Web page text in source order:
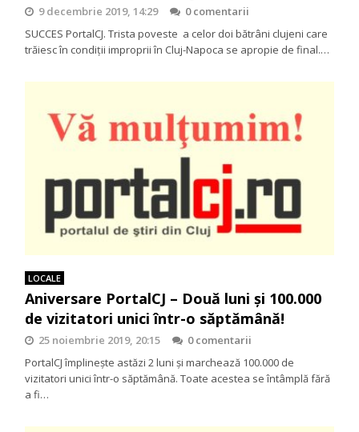
9 decembrie 2019, 14:29
0 comentarii
SUCCES PortalCJ. Trista poveste a celor doi bătrâni clujeni care
trăiesc în condiţii improprii în Cluj-Napoca se apropie de final.…
LOCALE
Aniversare PortalCJ – Două luni și 100.000
de vizitatori unici într-o săptămână!
25 noiembrie 2019, 20:15
0 comentarii
PortalCJ împlinește astăzi 2 luni şi marchează 100.000 de
vizitatori unici într-o săptămână. Toate acestea se întâmplă fără
a fi…